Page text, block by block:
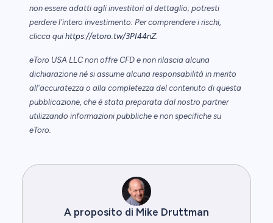
non essere adatti agli investitori al dettaglio; potresti
perdere l'intero investimento. Per comprendere i rischi,
clicca qui https://etoro.tw/3PI44nZ.
eToro USA LLC non offre CFD e non rilascia alcuna
dichiarazione né si assume alcuna responsabilità in merito
all'accuratezza o alla completezza del contenuto di questa
pubblicazione, che è stata preparata dal nostro partner
utilizzando informazioni pubbliche e non specifiche su
eToro.
A proposito di Mike Druttman